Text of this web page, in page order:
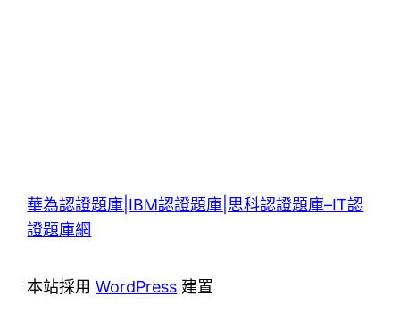
華為認證題庫|IBM認證題庫|思科認證題庫–IT認
證題庫網
本站採用WordPress 建置